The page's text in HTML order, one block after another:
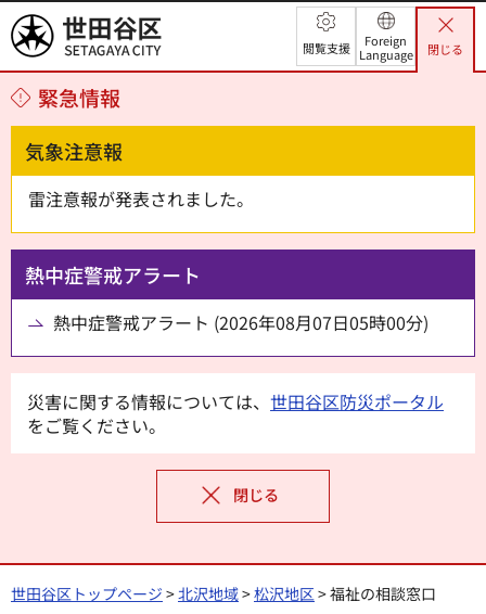
世田谷区 閲覧支援
Foreign
Language
閉じる
緊急情報
気象注意報
雷注意報が発表されました。
熱中症警戒アラート
熱中症警戒アラート (2026年08月07日05時00分)
災害に関する情報については、 世田谷区防災ポータル
をご覧ください。
閉じる
世田谷区トップページ >北沢地域>松沢地区> 福祉の相談窓口